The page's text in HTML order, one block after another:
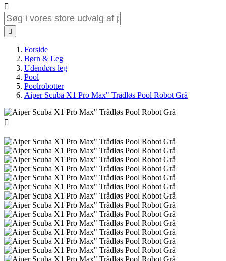


Forside
Børn & Leg
Udendørs leg
Pool
Poolrobotter
Aiper Scuba X1 Pro Max" Trådløs Pool Robot Grå
